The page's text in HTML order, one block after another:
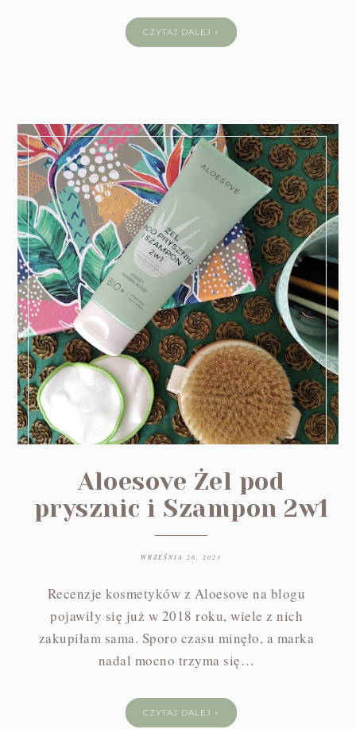
CZYTAJ DALEJ »
Aloesove Żel pod
prysznic i Szampon 2w1
WRZEŚNIA 26, 2023
Recenzje kosmetyków z Aloesove na blogu
pojawiły się już w 2018 roku, wiele z nich
zakupiłam sama. Sporo czasu minęło, a marka
nadal mocno trzyma się…
CZYTAJ DALEJ »